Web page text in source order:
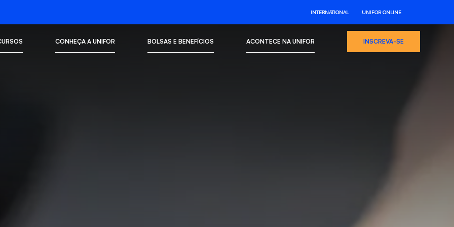
INTERNATIONAL UNIFOR ONLINE
CONHEÇA A UNIFOR BOLSAS E BENEFÍCIOS ACONTECE NA UNIFOR INSCREVA-SE